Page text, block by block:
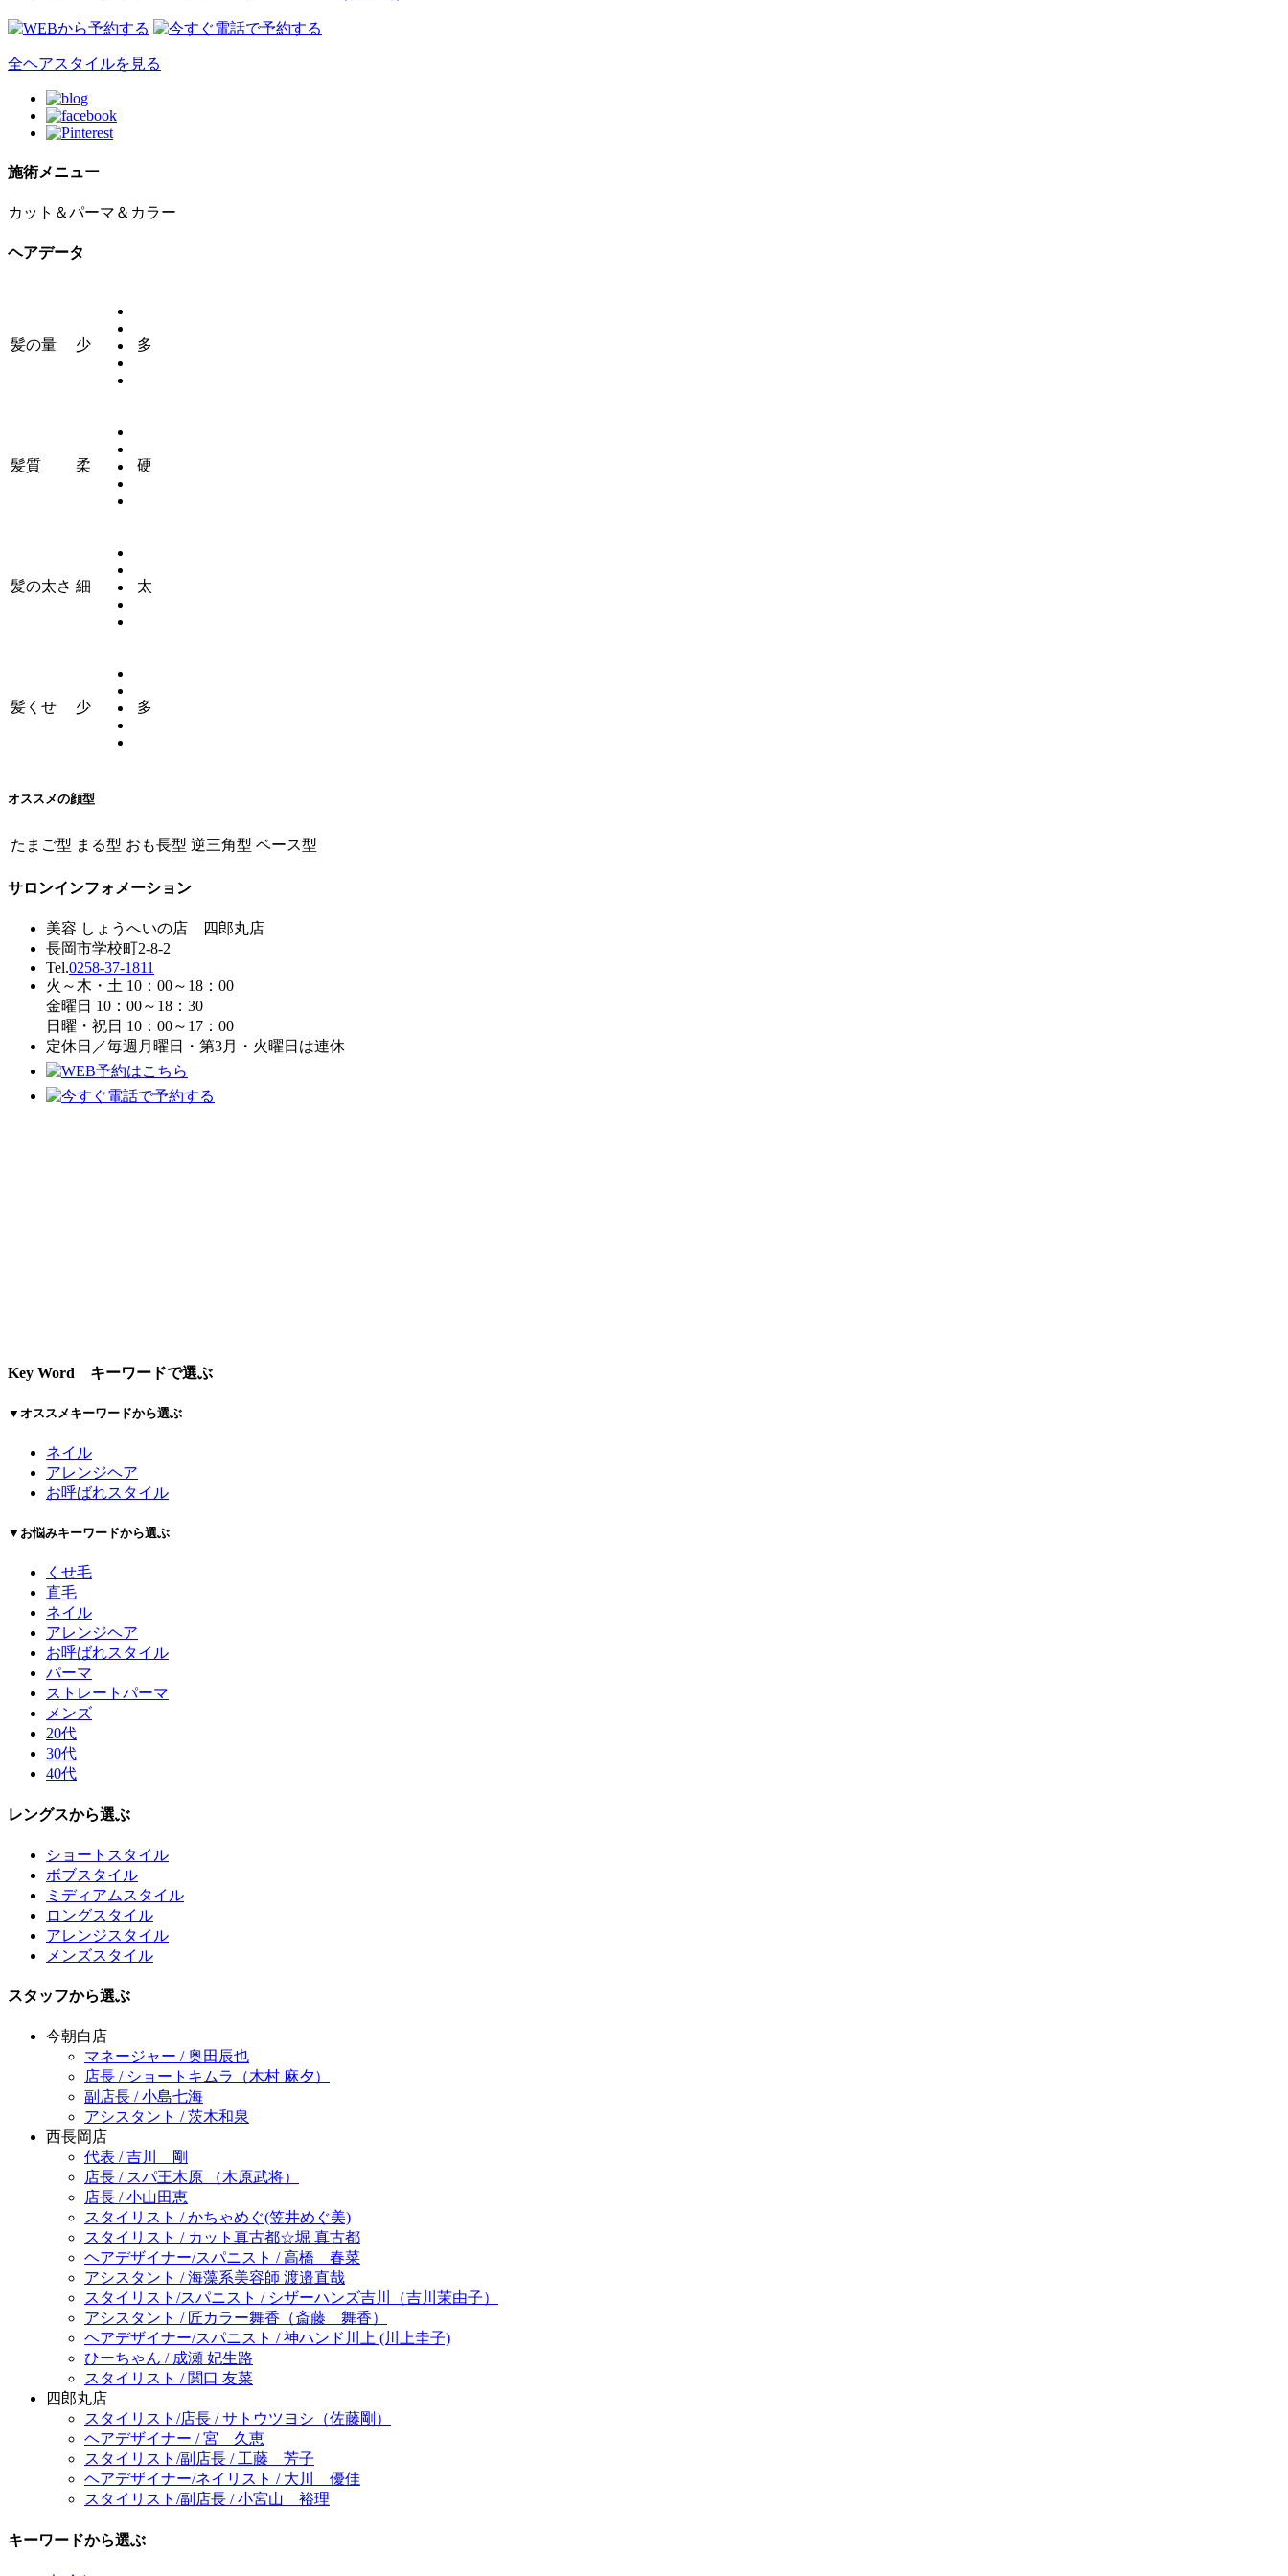
全ヘアスタイルを見る
施術メニュー
カット＆パーマ＆カラー
ヘアデータ
髪の量 少 多
髪質 柔 硬
髪の太さ 細 太
髪くせ 少 多
オススメの顔型
たまご型 まる型 おも長型 逆三角型 ベース型
サロンインフォメーション
美容 しょうへいの店 四郎丸店
長岡市学校町2-8-2
Tel.0258-37-1811
火～木・土 10：00～18：00
金曜日 10：00～18：30
日曜・祝日 10：00～17：00
定休日／毎週月曜日・第3月・火曜日は連休
Key Word キーワードで選ぶ
▼オススメキーワードから選ぶ
ネイル
アレンジヘア
お呼ばれスタイル
▼お悩みキーワードから選ぶ
くせ毛
直毛
ネイル
アレンジヘア
お呼ばれスタイル
パーマ
ストレートパーマ
メンズ
20代
30代
40代
レングスから選ぶ
ショートスタイル
ボブスタイル
ミディアムスタイル
ロングスタイル
アレンジスタイル
メンズスタイル
スタッフから選ぶ
今朝白店
マネージャー / 奥田辰也
店長 / ショートキムラ（木村 麻夕）
副店長 / 小島七海
アシスタント / 茨木和泉
西長岡店
代表 / 吉川 剛
店長 / スパ王木原 （木原武将）
店長 / 小山田恵
スタイリスト / かちゃめぐ(笠井めぐ美)
スタイリスト / カット真古都☆堀 真古都
ヘアデザイナー/スパニスト / 高橋 春菜
アシスタント / 海藻系美容師 渡邉直哉
スタイリスト/スパニスト / シザーハンズ吉川（吉川茉由子）
アシスタント / 匠カラー舞香（斎藤 舞香）
ヘアデザイナー/スパニスト / 神ハンド川上 (川上圭子)
ひーちゃん / 成瀬 妃生路
スタイリスト / 関口 友菜
四郎丸店
スタイリスト/店長 / サトウツヨシ（佐藤剛）
ヘアデザイナー / 宮 久恵
スタイリスト/副店長 / 工藤 芳子
ヘアデザイナー/ネイリスト / 大川 優佳
スタイリスト/副店長 / 小宮山 裕理
キーワードから選ぶ